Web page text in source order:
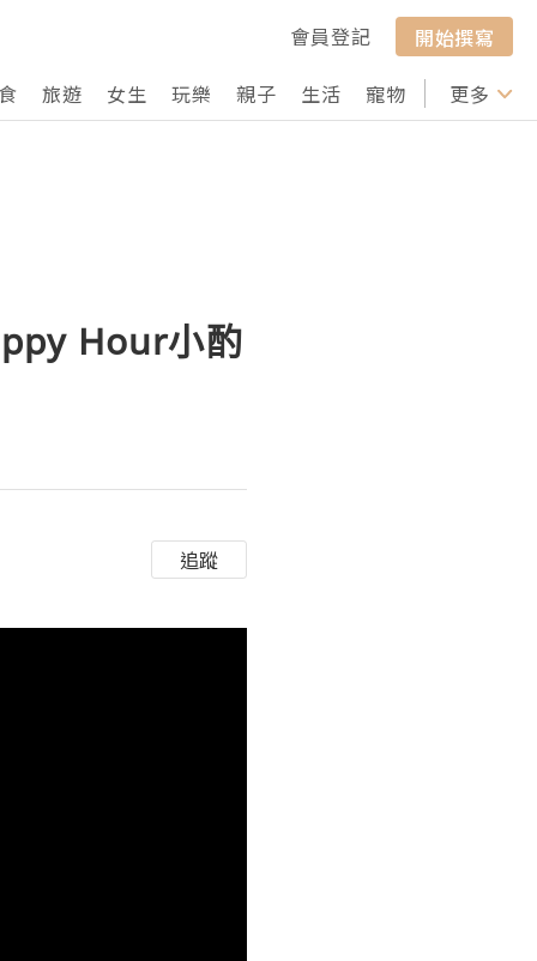
會員登記
開始撰寫
旅遊 女生 玩樂 親子 生活 寵物 行山 打卡
更多
Hour小酌
追蹤